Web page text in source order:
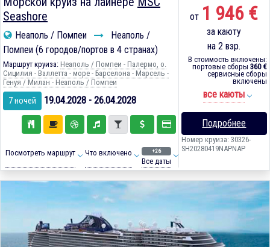
Seashore
Неаполь / Помпеи
Неаполь /
Помпеи (6 городов/портов в 4 странах)
Маршрут круиза: Неаполь / Помпеи - Палермо, о.
Сицилия - Валлетта - море - Барселона - Марсель -
Генуя / Милан - Неаполь / Помпеи
7 ночей 19.04.2028 - 26.04.2028
Посмотреть маршрут Что включено +26
Все даты
от 1 946 €
за каюту
на 2 взр.
В стоимость включены:
портовые сборы 360 €
сервисные сборы
включены
все каюты
Подробнее
Номер круиза: 30326-
SH20280419NAPNAP